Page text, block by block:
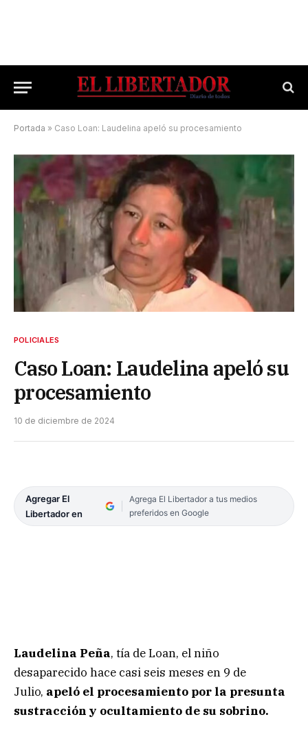
Portada » Caso Loan: Laudelina apeló su procesamiento
POLICIALES
Caso Loan: Laudelina apeló su
procesamiento
10 de diciembre de 2024
Agregar El
Libertador en
Agrega El Libertador a tus medios
preferidos en Google
Laudelina Peña, tía de Loan, el niño
desaparecido hace casi seis meses en 9 de
Julio, apeló el procesamiento por la presunta
sustracción y ocultamiento de su sobrino.